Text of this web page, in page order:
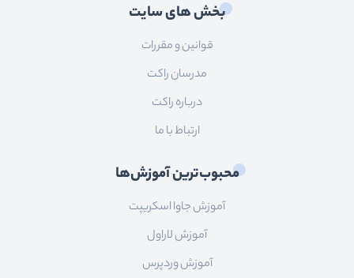
بخش های سایت
قوانین و مقررات
مدرسان راکت
درباره راکت
ارتباط با ما
محبوب‌ترین آموزش‌ها
آموزش جاوا اسکریپت
آموزش لاراول
آموزش وردپرس